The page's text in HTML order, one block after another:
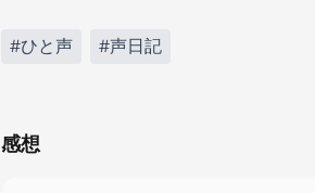
#ひと声 #声日記
感想